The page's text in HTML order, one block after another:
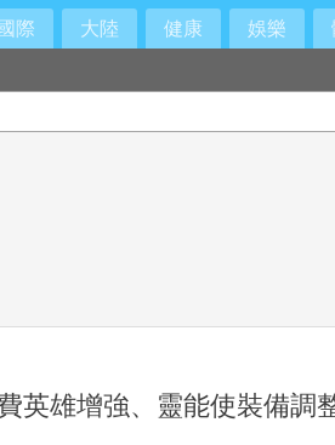
國際 大陸 健康 娛樂
英雄增強、靈能使裝備調